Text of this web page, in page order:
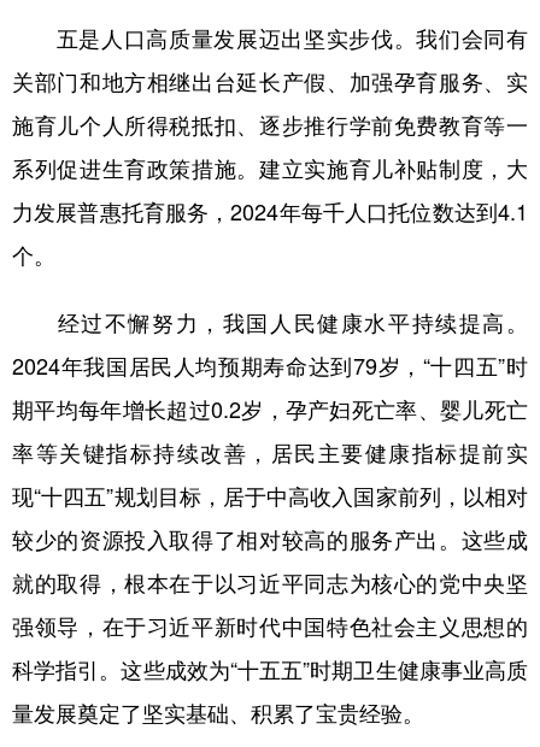
五是人口高质量发展迈出坚实步伐。我们会同有
关部门和地方相继出台延长产假、加强孕育服务、实
施育儿个人所得税抵扣、逐步推行学前免费教育等一
系列促进生育政策措施。建立实施育儿补贴制度，大
力发展普惠托育服务，2024年每千人口托位数达到4.1
个。
经过不懈努力，我国人民健康水平持续提高。
2024年我国居民人均预期寿命达到79岁，“十四五”时
期平均每年增长超过0.2岁，孕产妇死亡率、婴儿死亡
率等关键指标持续改善，居民主要健康指标提前实
现“十四五”规划目标，居于中高收入国家前列，以相对
较少的资源投入取得了相对较高的服务产出。这些成
就的取得，根本在于以习近平同志为核心的党中央坚
强领导，在于习近平新时代中国特色社会主义思想的
科学指引。这些成效为“十五五”时期卫生健康事业高质
量发展奠定了坚实基础、积累了宝贵经验。